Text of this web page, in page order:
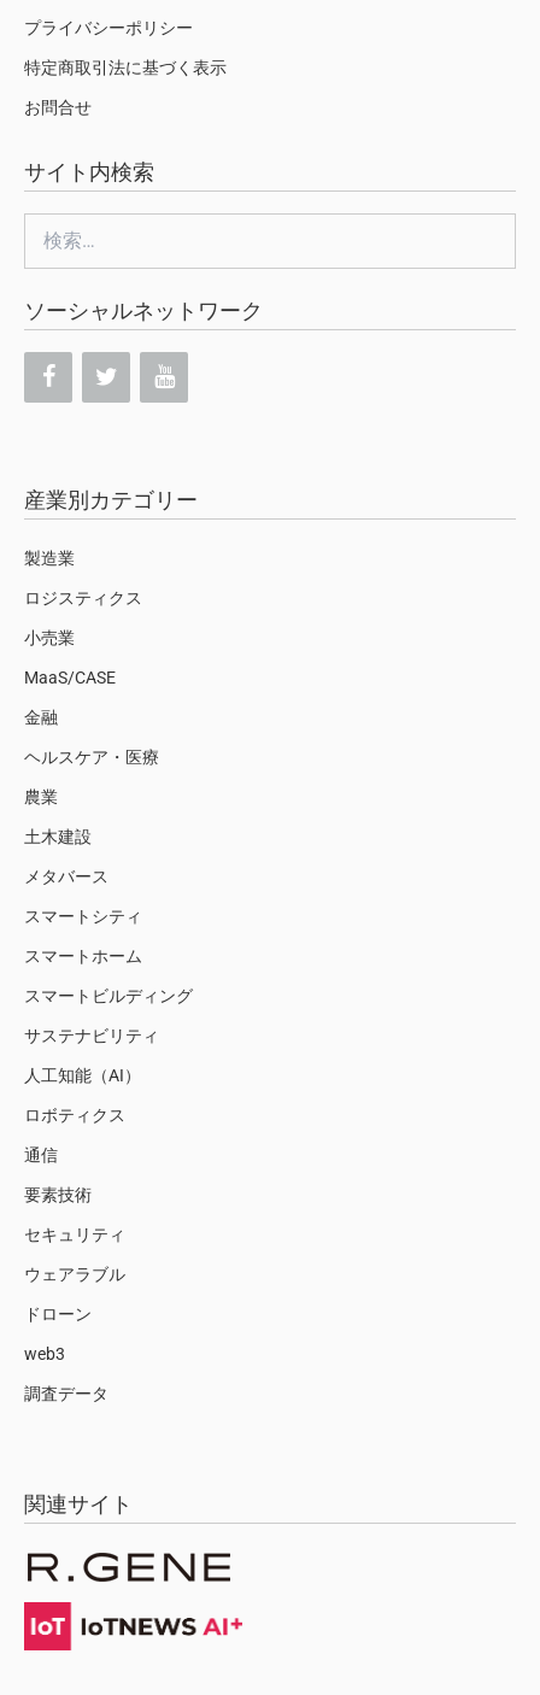
プライバシーポリシー
特定商取引法に基づく表示
お問合せ
サイト内検索
索:
ソーシャルネットワーク
産業別カテゴリー
製造業
ロジスティクス
小売業
MaaS/CASE
金融
ヘルスケア・医療
農業
土木建設
メタバース
スマートシティ
スマートホーム
スマートビルディング
サステナビリティ
人工知能（AI）
ロボティクス
通信
要素技術
セキュリティ
ウェアラブル
ドローン
web3
調査データ
関連サイト